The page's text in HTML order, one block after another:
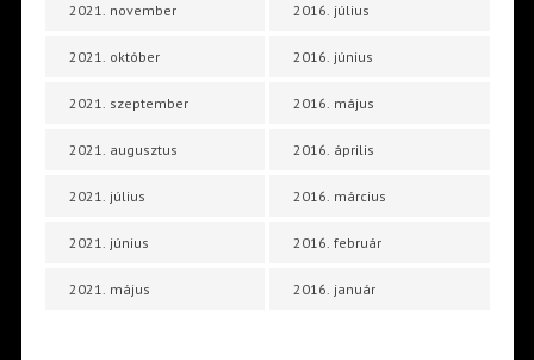
2021. november
2021. október
2021. szeptember
2021. augusztus
2021. július
2021. június
2021. május
2016. július
2016. június
2016. május
2016. április
2016. március
2016. február
2016. január